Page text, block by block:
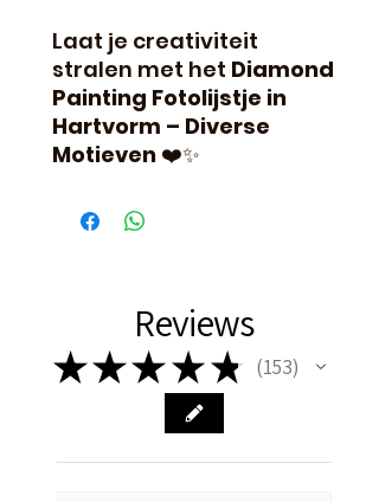
Laat je creativiteit
stralen met het Diamond
Painting Fotolijstje in
Hartvorm – Diverse
Motieven ❤️✨
Reviews
★★★ ★ ★ 153
153